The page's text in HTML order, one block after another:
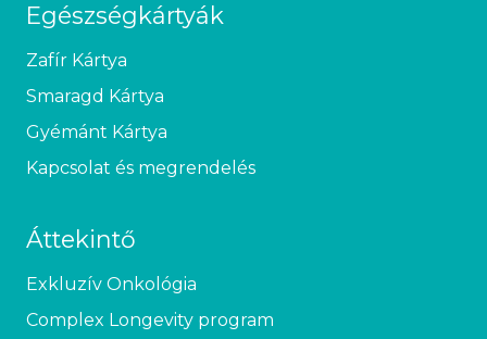
Egészségkártyák
Zafír Kártya
Smaragd Kártya
Gyémánt Kártya
Kapcsolat és megrendelés
Áttekintő
Exkluzív Onkológia
Complex Longevity program